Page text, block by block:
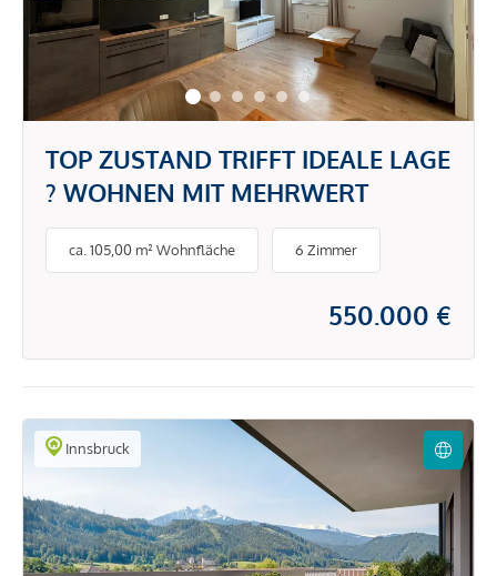
TOP ZUSTAND TRIFFT IDEALE LAGE
? WOHNEN MIT MEHRWERT
ca. 105,00 m² Wohnfläche 6 Zimmer
550.000 €
Innsbruck